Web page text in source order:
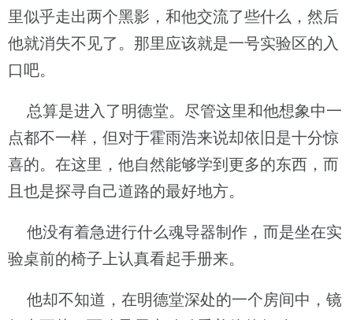
里似乎走出两个黑影，和他交流了些什么，然后
他就消失不见了。那里应该就是一号实验区的入
口吧。
总算是进入了明德堂。尽管这里和他想象中一
点都不一样，但对于霍雨浩来说却依旧是十分惊
喜的。在这里，他自然能够学到更多的东西，而
且也是探寻自己道路的最好地方。
他没有着急进行什么魂导器制作，而是坐在实
验桌前的椅子上认真看起手册来。
他却不知道，在明德堂深处的一个房间中，镜